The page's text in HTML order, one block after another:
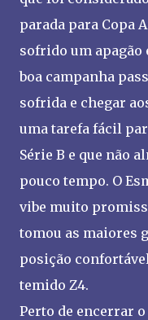
parada para Copa
sofrido um apagão
boa campanha
sofrida e chegar
uma tarefa fácil
Série B e que não
pouco tempo. O
vibe muito
tomou as maiores
posição
temido Z4.
Perto de encerrar